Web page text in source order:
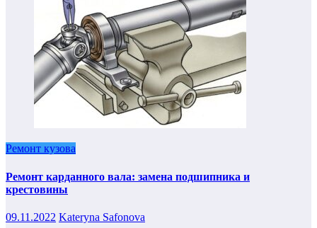
Ремонт кузова
Ремонт карданного вала: замена подшипника и
крестовины
09.11.2022 Kateryna Safonova